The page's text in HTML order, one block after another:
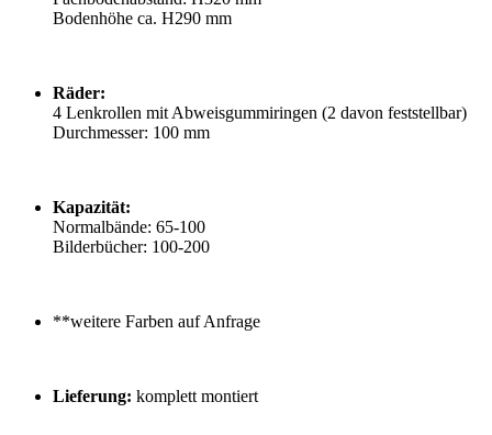
Bodenhöhe ca. H290 mm
Räder:
4 Lenkrollen mit Abweisgummiringen (2 davon feststellbar)
Durchmesser: 100 mm
Kapazität:
Normalbände: 65-100
Bilderbücher: 100-200
**weitere Farben auf Anfrage
Lieferung: komplett montiert